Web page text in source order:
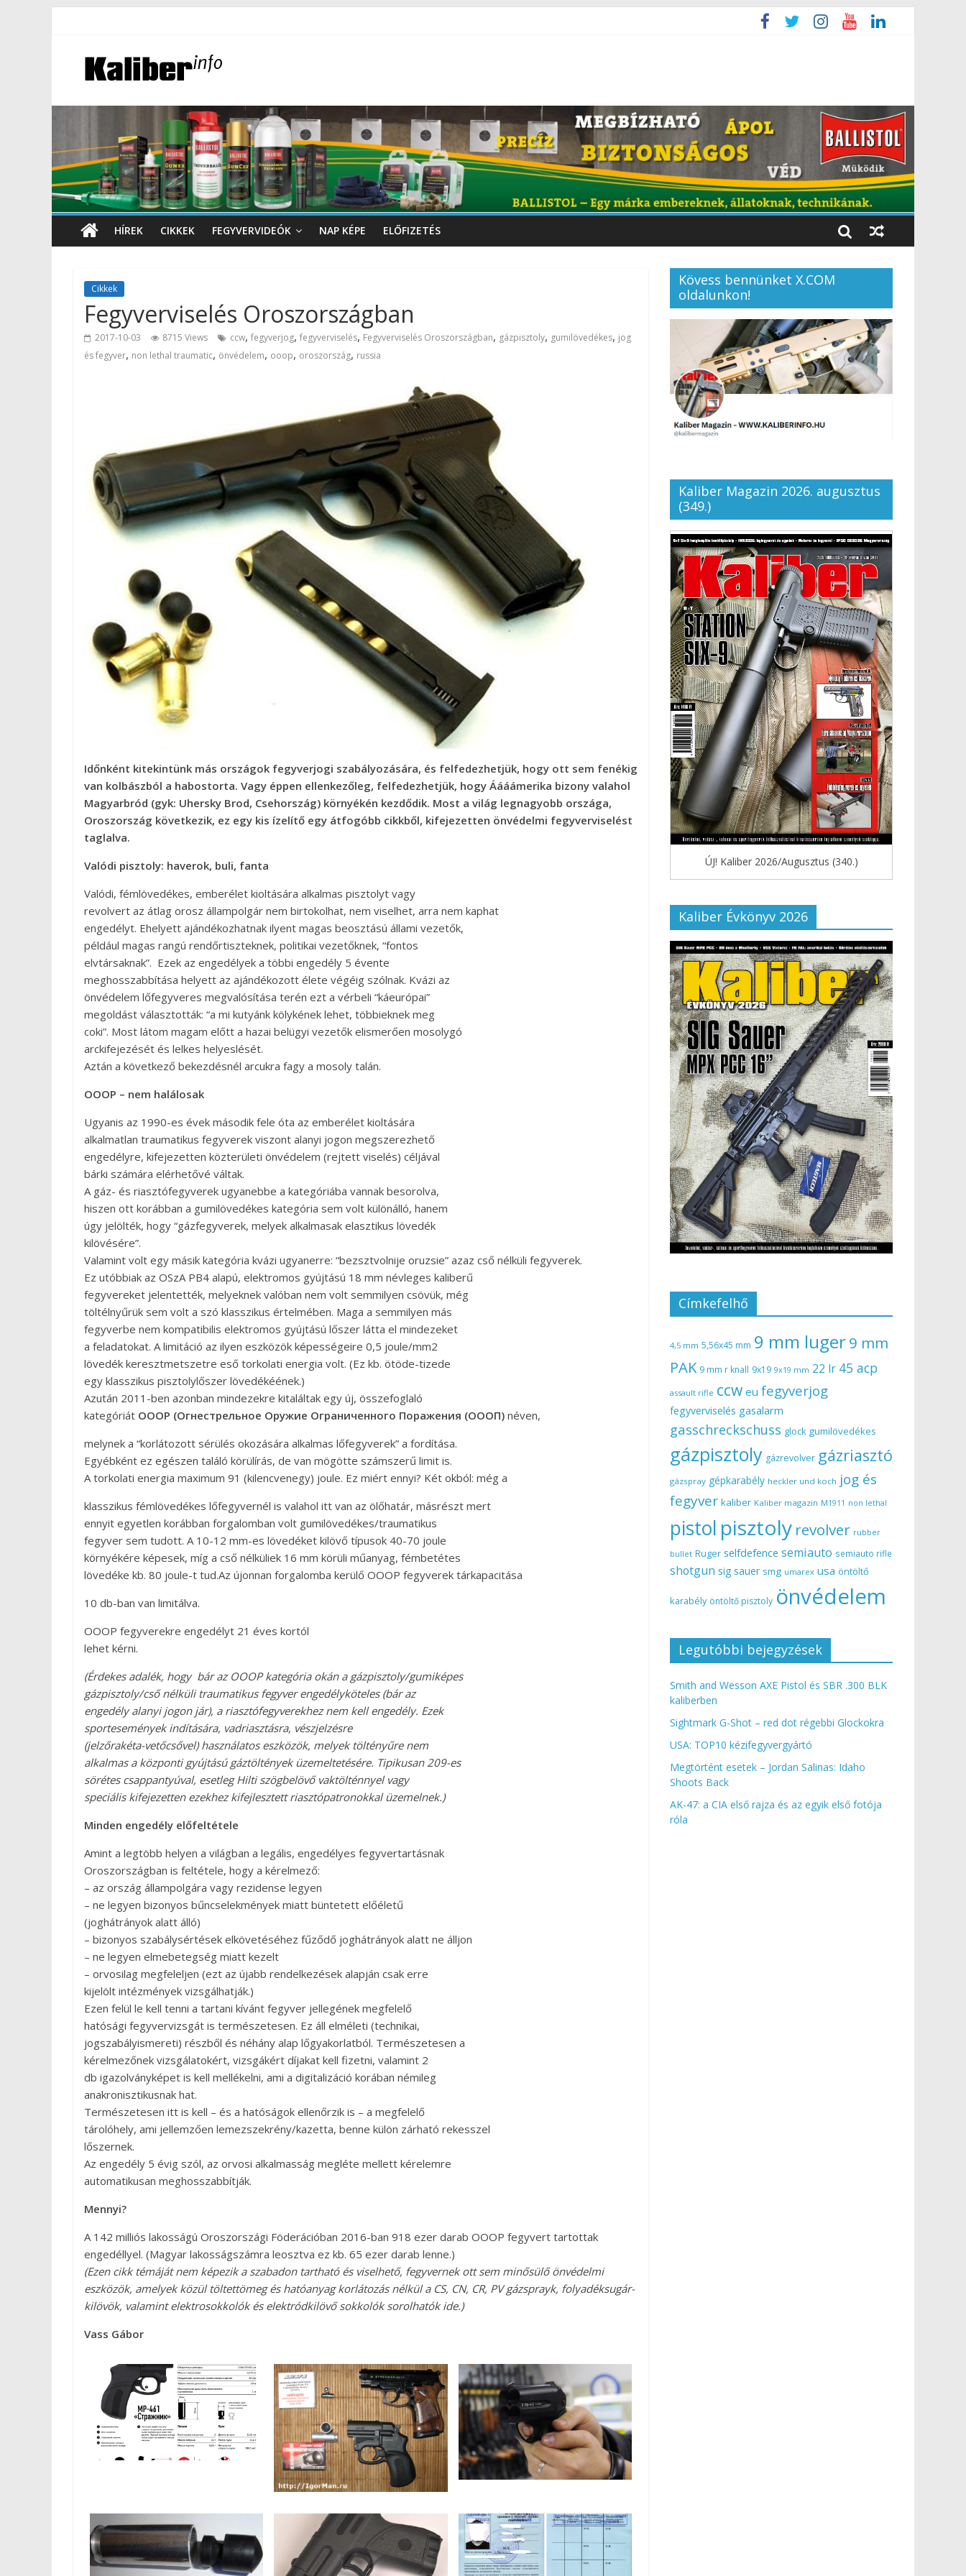
HÍREK CIKKEK FEGYVERVIDEÓK NAP KÉPE ELŐFIZETÉS
Cikkek
Fegyverviselés Oroszországban
2017-10-03 8715 Views ccw, fegyverjog, fegyverviselés, Fegyverviselés Oroszországban, gázpisztoly, gumilövedékes, jog
és fegyver, non lethal traumatic, önvédelem, ooop, oroszország, russia
Időnként kitekintünk más országok fegyverjogi szabályozására, és felfedezhetjük, hogy ott sem fenékig
van kolbászból a habostorta. Vagy éppen ellenkezőleg, felfedezhetjük, hogy Áááámerika bizony valahol
Magyarbród (gyk: Uhersky Brod, Csehország) környékén kezdődik. Most a világ legnagyobb országa,
Oroszország következik, ez egy kis ízelítő egy átfogóbb cikkből, kifejezetten önvédelmi fegyverviselést
taglalva.
Valódi pisztoly: haverok, buli, fanta
Valódi, fémlövedékes, emberélet kioltására alkalmas pisztolyt vagy
revolvert az átlag orosz állampolgár nem birtokolhat, nem viselhet, arra nem kaphat
engedélyt. Ehelyett ajándékozhatnak ilyent magas beosztású állami vezetők,
például magas rangú rendőrtiszteknek, politikai vezetőknek, “fontos
elvtársaknak”. Ezek az engedélyek a többi engedély 5 évente
meghosszabbítása helyett az ajándékozott élete végéig szólnak. Kvázi az
önvédelem lőfegyveres megvalósítása terén ezt a vérbeli “káeurópai”
megoldást választották: “a mi kutyánk kölykének lehet, többieknek meg
coki”. Most látom magam előtt a hazai belügyi vezetők elismerően mosolygó
arckifejezését és lelkes helyeslését.
Aztán a következő bekezdésnél arcukra fagy a mosoly talán.
OOOP – nem halálosak
Ugyanis az 1990-es évek második fele óta az emberélet kioltására
alkalmatlan traumatikus fegyverek viszont alanyi jogon megszerezhető
engedélyre, kifejezetten közterületi önvédelem (rejtett viselés) céljával
bárki számára elérhetővé váltak.
A gáz- és riasztófegyverek ugyanebbe a kategóriába vannak besorolva,
hiszen ott korábban a gumilövedékes kategória sem volt különálló, hanem
úgy jelölték, hogy “gázfegyverek, melyek alkalmasak elasztikus lövedék
kilövésére”.
Valamint volt egy másik kategória kvázi ugyanerre: “bezsztvolnije oruzsie” azaz cső nélküli fegyverek.
Ez utóbbiak az OSzA PB4 alapú, elektromos gyújtású 18 mm névleges kaliberű
fegyvereket jelentették, melyeknek valóban nem volt semmilyen csövük, még
töltélnyűrük sem volt a szó klasszikus értelmében. Maga a semmilyen más
fegyverbe nem kompatibilis elektromos gyújtású lőszer látta el mindezeket
a feladatokat. A limitáció az ilyen eszközök képességeire 0,5 joule/mm2
lövedék keresztmetszetre eső torkolati energia volt. (Ez kb. ötöde-tizede
egy klasszikus pisztolylőszer lövedékéének.)
Azután 2011-ben azonban mindezekre kitaláltak egy új, összefoglaló
kategóriát OOOP (Огнестрельное Оружие Ограниченного Поражения (ОООП) néven,
melynek a “korlátozott sérülés okozására alkalmas lőfegyverek” a fordítása.
Egyébként ez egészen találó körülírás, de van mögötte számszerű limit is.
A torkolati energia maximum 91 (kilencvenegy) joule. Ez miért ennyi? Két okból: még a
klasszikus fémlövedékes lőfegyvernél is valahol itt van az ölőhatár, másrészt mert
ennyit egyetlen korábban forgalomban volt gumilövedékes/traumatikus
fegyver sem tudott. A 10-12 mm-es lövedéket kilövő típusok 40-70 joule
környékére képesek, míg a cső nélküliek 16 mm körüli műanyag, fémbetétes
lövedéke kb. 80 joule-t tud.Az újonnan forgalomba kerülő OOOP fegyverek tárkapacitása
10 db-ban van limitálva.
OOOP fegyverekre engedélyt 21 éves kortól
lehet kérni.
(Érdekes adalék, hogy bár az OOOP kategória okán a gázpisztoly/gumiképes
gázpisztoly/cső nélküli traumatikus fegyver engedélyköteles (bár az
engedély alanyi jogon jár), a riasztófegyverekhez nem kell engedély. Ezek
sportesemények indítására, vadriasztásra, vészjelzésre
(jelzőrakéta-vetőcsővel) használatos eszközök, melyek töltényűre nem
alkalmas a központi gyújtású gáztöltények üzemeltetésére. Tipikusan 209-es
sörétes csappantyúval, esetleg Hilti szögbelövő vaktölténnyel vagy
speciális kifejezetten ezekhez kifejlesztett riasztópatronokkal üzemelnek.)
Minden engedély előfeltétele
Amint a legtöbb helyen a világban a legális, engedélyes fegyvertartásnak
Oroszországban is feltétele, hogy a kérelmező:
– az ország állampolgára vagy rezidense legyen
– ne legyen bizonyos bűncselekmények miatt büntetett előéletű
(joghátrányok alatt álló)
– bizonyos szabálysértések elkövetéséhez fűződő joghátrányok alatt ne álljon
– ne legyen elmebetegség miatt kezelt
– orvosilag megfeleljen (ezt az újabb rendelkezések alapján csak erre
kijelölt intézmények vizsgálhatják.)
Ezen felül le kell tenni a tartani kívánt fegyver jellegének megfelelő
hatósági fegyvervizsgát is természetesen. Ez áll elméleti (technikai,
jogszabályismereti) részből és néhány alap lőgyakorlatból. Természetesen a
kérelmezőnek vizsgálatokért, vizsgákért díjakat kell fizetni, valamint 2
db igazolványképet is kell mellékelni, ami a digitalizáció korában némileg
anakronisztikusnak hat.
Természetesen itt is kell – és a hatóságok ellenőrzik is – a megfelelő
tárolóhely, ami jellemzően lemezszekrény/kazetta, benne külön zárható rekesszel
lőszernek.
Az engedély 5 évig szól, az orvosi alkalmasság megléte mellett kérelemre
automatikusan meghosszabbítják.
Mennyi?
A 142 milliós lakosságú Oroszországi Föderációban 2016-ban 918 ezer darab OOOP fegyvert tartottak
engedéllyel. (Magyar lakosságszámra leosztva ez kb. 65 ezer darab lenne.)
(Ezen cikk témáját nem képezik a szabadon tartható és viselhető, fegyvernek ott sem minősülő önvédelmi
eszközök, amelyek közül töltettömeg és hatóanyag korlátozás nélkül a CS, CN, CR, PV gázsprayk, folyadéksugár-
kilövök, valamint elektrosokkolók és elektródkilövő sokkolók sorolhatók ide.)
Vass Gábor
Kövess bennünket X.COM
oldalunkon!
Kaliber Magazin 2026. augusztus
(349.)
ÚJ! Kaliber 2026/Augusztus (340.)
Kaliber Évkönyv 2026
Címkefelhő
4,5 mm 5,56x45 mm 9 mm luger9 mm
PAK 9 mm r knall 9x19 9x19 mm 22 lr 45 acp
assault rifle ccw eu fegyverjog
fegyverviselés gasalarm
gasschreckschuss glock gumilövedékes
gázpisztoly gázrevolver gázriasztó
gázspray gépkarabély heckler und koch jog és
fegyver kaliber Kaliber magazin M1911 non lethal
pistol pisztoly revolver rubber
bullet Ruger selfdefence semiauto semiauto rifle
shotgun sig sauer smg umarex usa öntöltő
karabély öntöltő pisztoly önvédelem
Legutóbbi bejegyzések
Smith and Wesson AXE Pistol és SBR .300 BLK
kaliberben
Sightmark G-Shot – red dot régebbi Glockokra
USA: TOP10 kézifegyvergyártó
Megtörtént esetek – Jordan Salinas: Idaho
Shoots Back
AK-47: a CIA első rajza és az egyik első fotója
róla